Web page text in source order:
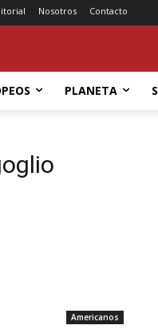
Nosotros Contacto
PLANETA
Americanos